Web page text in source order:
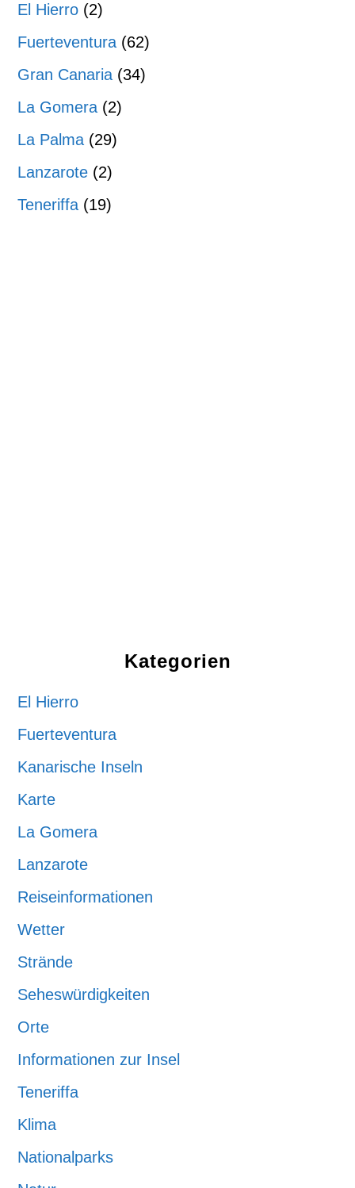
El Hierro (2)
Fuerteventura (62)
Gran Canaria (34)
La Gomera (2)
La Palma (29)
Lanzarote (2)
Teneriffa (19)
Kategorien
El Hierro
Fuerteventura
Kanarische Inseln
Karte
La Gomera
Lanzarote
Reiseinformationen
Wetter
Strände
Seheswürdigkeiten
Orte
Informationen zur Insel
Teneriffa
Klima
Nationalparks